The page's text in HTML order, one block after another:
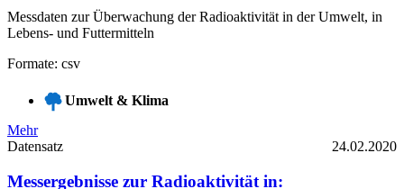
Messdaten zur Überwachung der Radioaktivität in der Umwelt, in
Lebens- und Futtermitteln
Formate: csv
Umwelt & Klima
Mehr
Datensatz
24.02.2020
Messergebnisse zur Radioaktivität in: